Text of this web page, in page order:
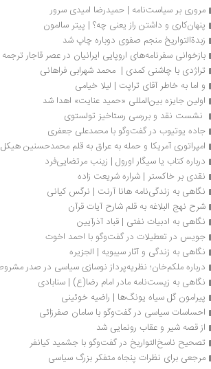
مروری بر سیاست‌نامه | حمیدرضا امیدی سرور
پنهان‌کاری و داشتن راز یعنی چه؟ | پیتر سالمون
زبدةالتواریخ منجم صفوی دوباره چاپ شد
بازخوانی سفرنامه‌های اروپایی ایرانیان در عصر قاجار
تراژدی با چاشنی کمدی |  محمد شهرابی فراهانی
و اما به خاطر آقای تراپت | لیلا خیامی
اولین جایزه بین‌المللی «حمید عنایت» اهدا شد
نشست نقد و بررسی رستاخیز تولستوی
جاده یوتیوب در گفت‌وگو با محمدعلی جعفری
امپراتوری آمریکا و حمله به عراق به قلم محمدحسنین هیکل
درباره کتاب یا سیگار اورول |‌ زینب مرتضایی‌فرد
نقدی بر خاکستر | شراره شریعت زاده
نگاهی به زندگی‏‌نامه هانا آرنت | نرگس کیانی
شرح نهج البلاغه به قلم شارح آیات قرآن
نگاهی به ادبیات نفتی | قباد آذرآیین
جویس در تعطیلات در گفت‌وگو با احمد اخوت
نگاهی به زندگی و آثار سیبویه | الجزیره
درباره ملکم‌خان؛ نظریه‌پرداز نوسازی سیاسی در صدر
نگاهی به زیست‌نامه مادر امام رضا(ع) | سنابادی
پیرامون گل سیاه یونگ‌ها | راضیه خوئینی
احساسات سیاسی در گفت‌وگو با سامان صفرزائی
از قصه شیر و عقاب رونمایی شد
تصحیح ناسخ‌التواریخ در گفت‌وگو با جشمید کیانفر
مرجعی برای نظرات پنجاه متفکر بزرگ سیاسی